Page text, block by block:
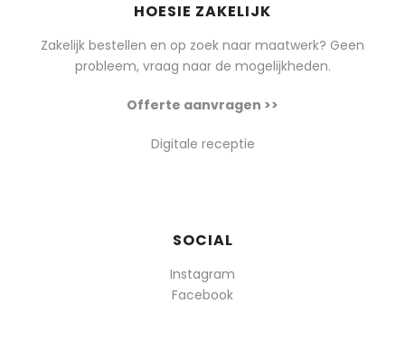
HOESIE ZAKELIJK
Zakelijk bestellen en op zoek naar maatwerk? Geen
probleem, vraag naar de mogelijkheden.
Offerte aanvragen >>
Digitale receptie
SOCIAL
Instagram
Facebook